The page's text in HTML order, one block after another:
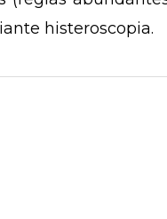
histeroscopia.